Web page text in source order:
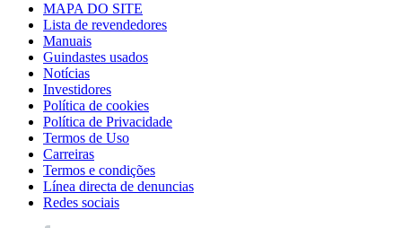
MAPA DO SITE
Lista de revendedores
Manuais
Guindastes usados
Notícias
Investidores
Política de cookies
Política de Privacidade
Termos de Uso
Carreiras
Termos e condições
Línea directa de denuncias
Redes sociais